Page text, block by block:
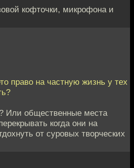
кофточки, микрофона и
право на частную жизнь у тех
Или общественные места
когда они на
от суровых творческих